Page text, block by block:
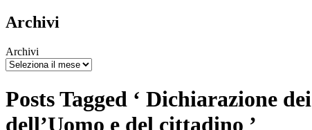
Archivi
Archivi
Posts Tagged ‘ Dichiarazione
dell’Uomo e del cittadino ’